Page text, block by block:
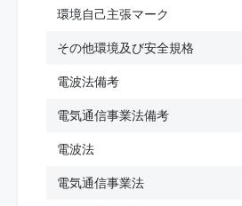
環境自己主張マーク
その他環境及び安全規格
電波法備考
電気通信事業法備考
電波法
電気通信事業法